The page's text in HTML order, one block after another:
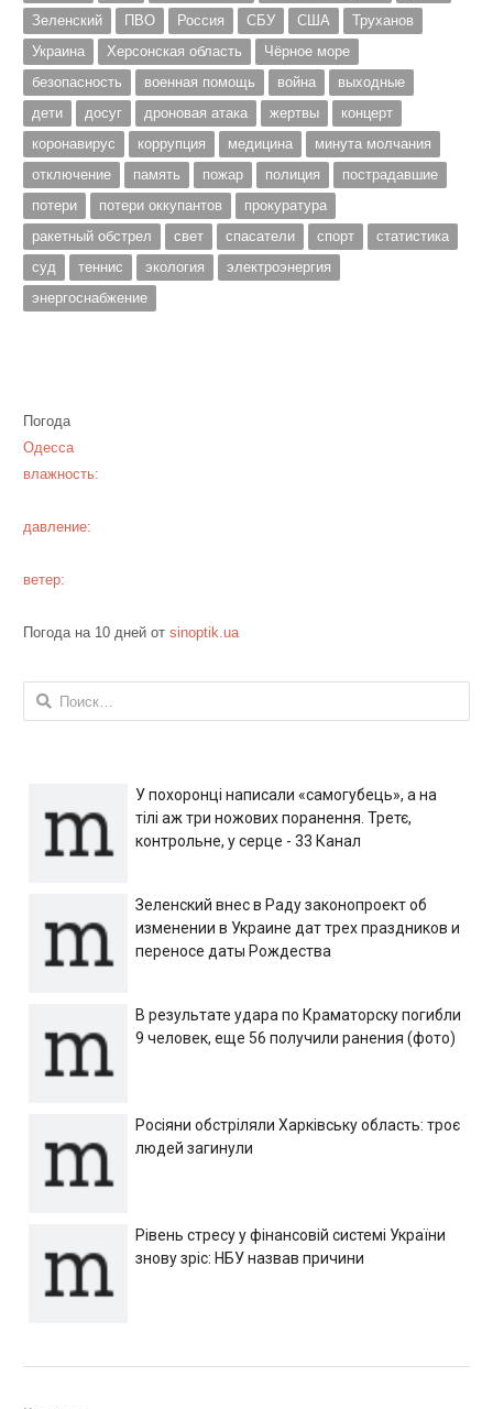
Зеленский
ПВО Россия СБУ США
Труханов
Украина
Херсонская область
Чёрное море
безопасность
военная помощь война
выходные
дети
досуг дроновая атака жертвы
концерт
коронавирус
коррупция медицина
минута молчания
отключение
память пожар полиция
пострадавшие
потери
потери оккупантов
прокуратура
ракетный обстрел
свет спасатели спорт
статистика
суд
теннис экология
электроэнергия
энергоснабжение
Погода
Одесса
влажность:
давление:
ветер:
Погода на 10 дней от sinoptik.ua
Найти:
У похоронці написали «самогубець», а на
тілі аж три ножових поранення. Третє,
контрольне, у серце - 33 Канал
Зеленский внес в Раду законопроект об
изменении в Украине дат трех праздников и
переносе даты Рождества
В результате удара по Краматорску погибли
9 человек, еще 56 получили ранения (фото)
Росіяни обстріляли Харківську область: троє
людей загинули
Рівень стресу у фінансовій системі України
знову зріс: НБУ назвав причини